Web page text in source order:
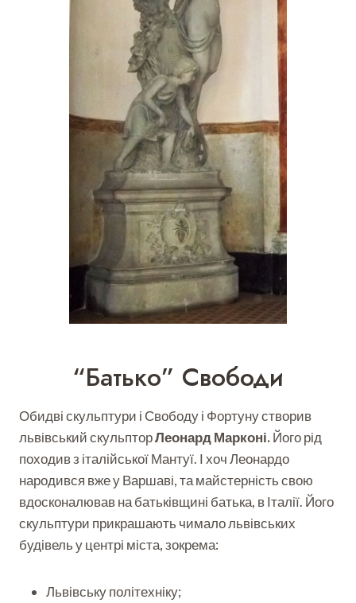
“Батько” Свободи
Обидві скульптури і Свободу і Фортуну створив
львівський скульпторЛеонард Марконі. Його рід
походив з італійської Мантуї. І хоч Леонардо
народився вже у Варшаві, та майстерність свою
вдосконалював на батьківщині батька, в Італії. Його
скульптури прикрашають чимало львівських
будівель у центрі міста, зокрема:
Львівську політехніку;